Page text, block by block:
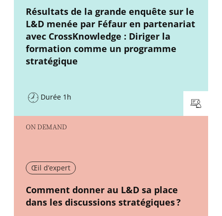
New window
Résultats de la grande enquête sur le
L&D menée par Féfaur en partenariat
avec CrossKnowledge : Diriger la
formation comme un programme
stratégique
Durée 1h
ON DEMAND
Œil d’expert
New window
Comment donner au L&D sa place
dans les discussions stratégiques ?